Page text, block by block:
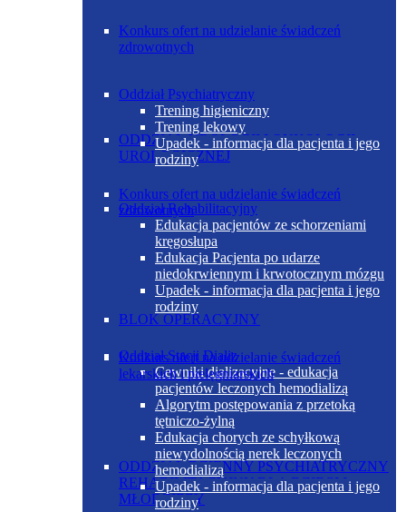
ODDZIAŁ UROLOGII I ONKOLOGII
UROLOGICZNEJ
BLOK OPERACYJNY
ODDZIAŁ DZIENNY PSYCHIATRYCZNY
REHABILITACYJNY DLA DZIECI I
MŁODZIEŻY
Oddział Psychiatryczny
Trening higieniczny
Trening lekowy
Upadek - informacja dla pacjenta i jego
rodziny
Oddział Rehabilitacyjny
Edukacja pacjentów ze schorzeniami
kręgosłupa
Edukacja Pacjenta po udarze
niedokrwiennym i krwotocznym mózgu
Upadek - informacja dla pacjenta i jego
rodziny
Oddział Stacji Dializ
Cewniki dializacyjne - edukacja
pacjentów leczonych hemodializą
Algorytm postępowania z przetoką
tętniczo-żylną
Edukacja chorych ze schyłkową
niewydolnością nerek leczonych
hemodializą
Upadek - informacja dla pacjenta i jego
rodziny
Konkurs ofert na udzielanie świadczeń
zdrowotnych
Konkurs ofert na udzielanie świadczeń
zdrowotnych
Konkurs ofert na udzielanie świadczeń
lekarskich i pielęgniarskich